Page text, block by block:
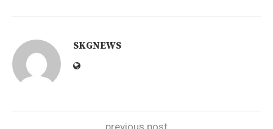
SKGNEWS
previous post